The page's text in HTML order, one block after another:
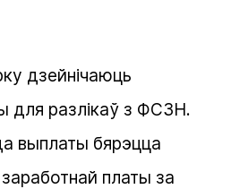
дзейнічаюць
для разлікаў з ФСЗН.
выплаты бярэцца
платы за